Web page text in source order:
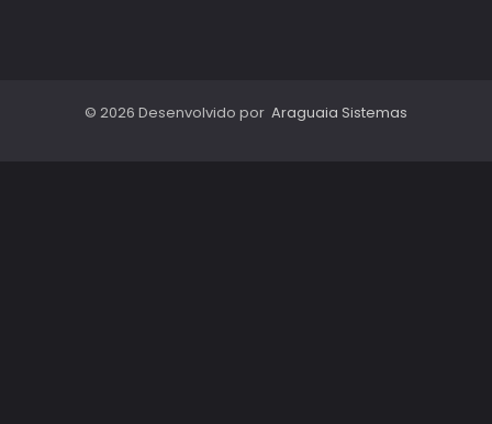
© 2026 Desenvolvido por Araguaia Sistemas